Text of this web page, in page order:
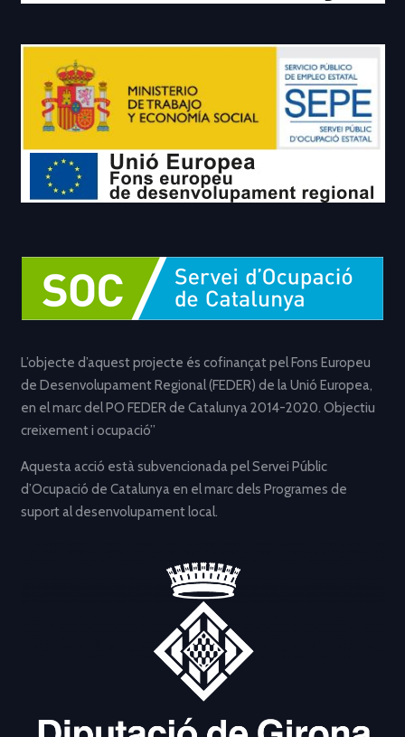
L’objecte d’aquest projecte és cofinançat pel Fons Europeu
de Desenvolupament Regional (FEDER) de la Unió Europea,
en el marc del PO FEDER de Catalunya 2014-2020. Objectiu
creixement i ocupació”
Aquesta acció està subvencionada pel Servei Públic
d’Ocupació de Catalunya en el marc dels Programes de
suport al desenvolupament local.